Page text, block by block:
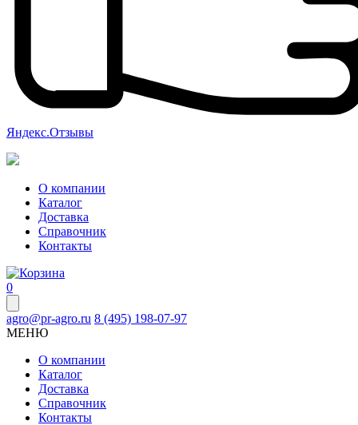
Яндекс.Отзывы
О компании
Каталог
Доставка
Справочник
Контакты
0
agro@pr-agro.ru 8 (495) 198-07-97
МЕНЮ
О компании
Каталог
Доставка
Справочник
Контакты